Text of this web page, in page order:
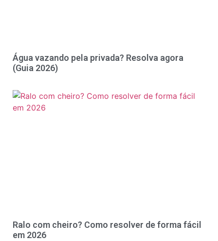
Água vazando pela privada? Resolva agora
(Guia 2026)
Ralo com cheiro? Como resolver de forma fácil
em 2026